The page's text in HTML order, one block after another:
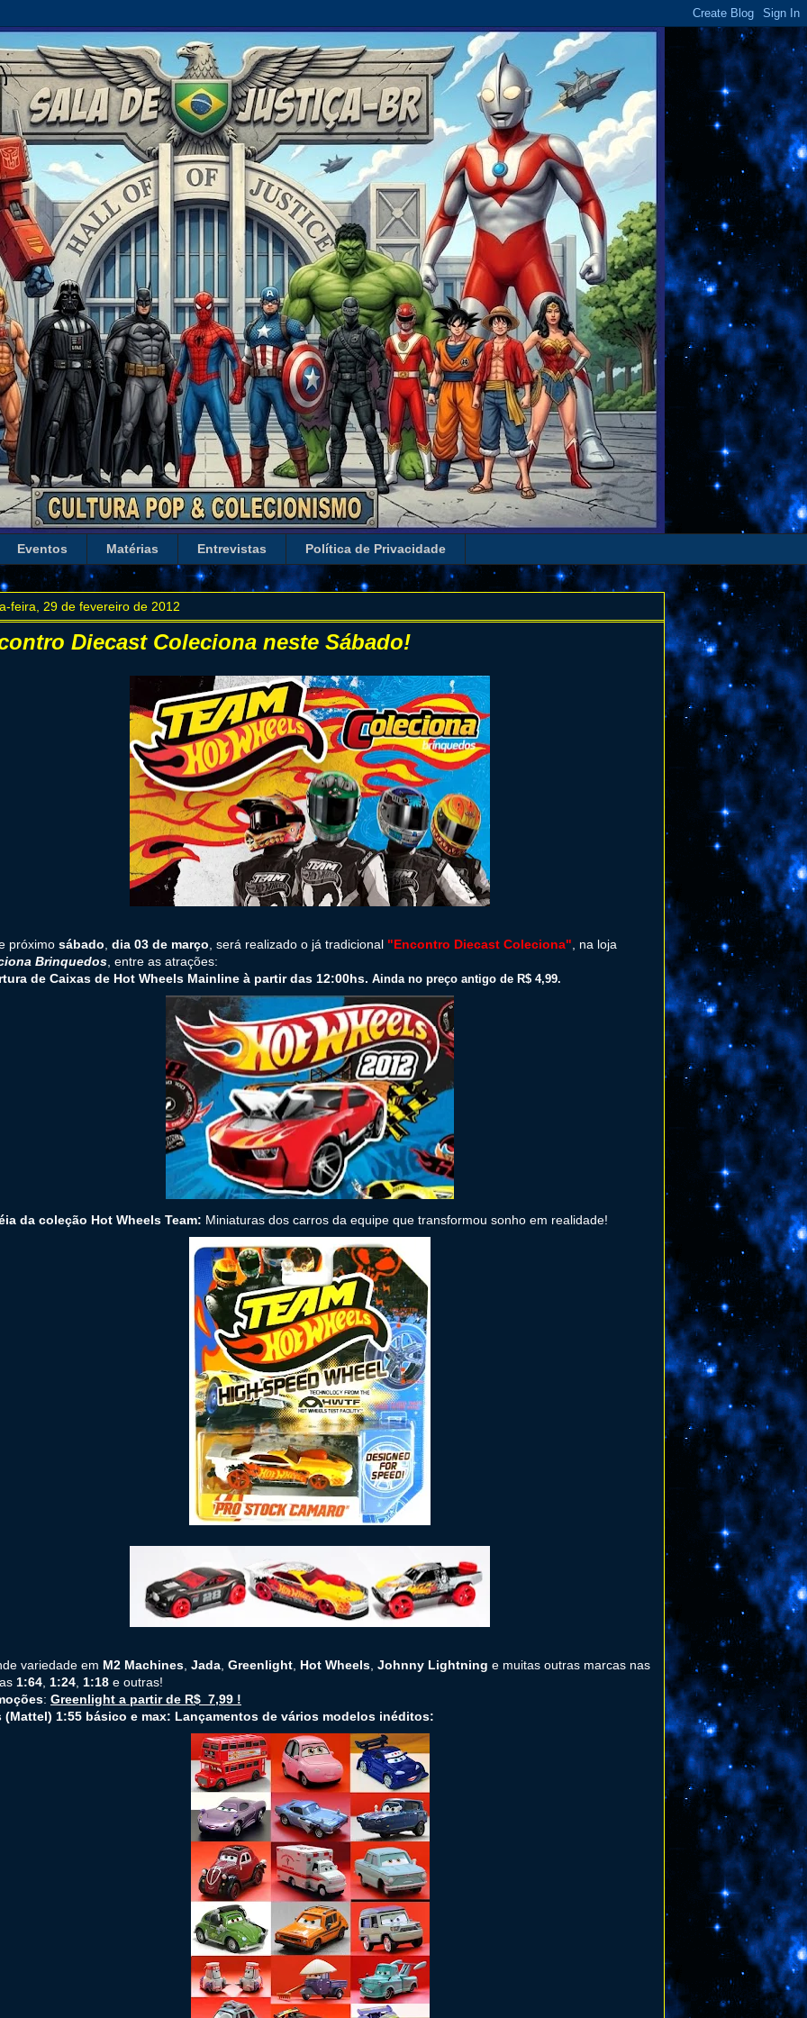
Eventos Matérias Entrevistas Política de Privacidade
feira, 29 de fevereiro de 2012
Diecast Coleciona neste Sábado!
próximo sábado dia 03 de março , será realizado o já tradicional "Encontro Diecast Coleciona" , na loja
Brinquedos , entre as atrações:
de Caixas de Hot Wheels Mainline à partir das 12:00hs. Ainda no preço antigo de R$ 4,99.
da coleção Hot Wheels Team: Miniaturas dos carros da equipe que transformou sonho em realidade!
variedade em M2 Machines Jada Greenlight Hot Wheels Johnny Lightning e muitas outras marcas nas
1:64 1:24 1:18 e outras!
: Greenlight a partir de R$ 7,99 !
(Mattel) 1:55 básico e max: Lançamentos de vários modelos inéditos: